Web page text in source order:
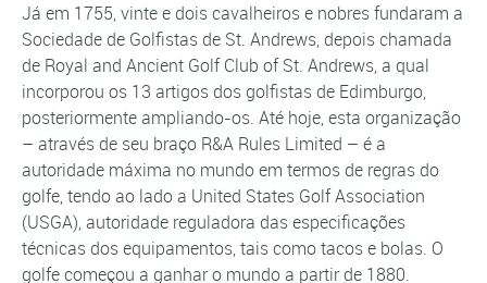
Já em 1755, vinte e dois cavalheiros e nobres fundaram a
Sociedade de Golfistas de St. Andrews, depois chamada
de Royal and Ancient Golf Club of St. Andrews, a qual
incorporou os 13 artigos dos golfistas de Edimburgo,
posteriormente ampliando-os. Até hoje, esta organização
– através de seu braço R&A Rules Limited – é a
autoridade máxima no mundo em termos de regras do
golfe, tendo ao lado a United States Golf Association
(USGA), autoridade reguladora das especificações
técnicas dos equipamentos, tais como tacos e bolas. O
golfe começou a ganhar o mundo a partir de 1880.